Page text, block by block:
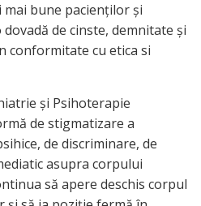
bune pacienților și
de cinste, demnitate și
conformitate cu etica si
și Psihoterapie
de stigmatizare a
de discriminare, de
asupra corpului
să apere deschis corpul